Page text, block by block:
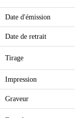
Date d'émission
Date de retrait
Tirage
Impression
Graveur